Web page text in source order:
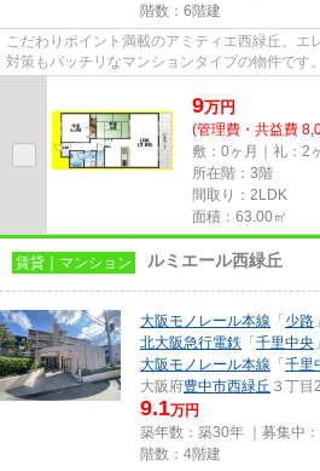
階数：6階建
こだわりポイント満載のアミティエ西緑丘。エ
対策もバッチリなマンションタイプの物件です
9万円
(管理費・共益費
敷：0ヶ月｜礼：2
所在階：3階
間取り：2LDK
面積：63.00㎡
賃貸｜マンション ルミエール西緑丘
大阪モノレール本線 「 少路
北大阪急行電鉄 「 千里中央
大阪モノレール本線 「 千里
大阪府豊中市西緑丘 ３丁目
9.1万円
築年数：築30年 ｜募集中：
階数：4階建